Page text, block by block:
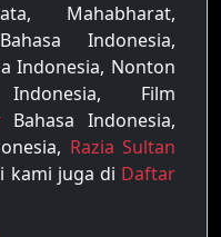
Mahabharat,
Indonesia,
Indonesia, Nonton
Film
Bahasa Indonesia,
Razia Sultan
kami juga di Daftar